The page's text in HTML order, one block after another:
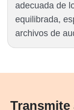
adecuada de
equilibrada,
archivos de
Transmite